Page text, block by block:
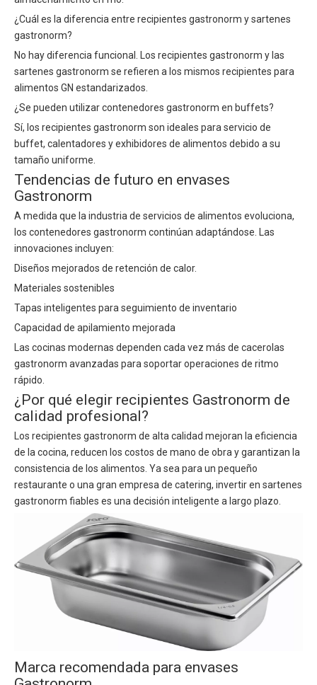
¿Cuál es la diferencia entre recipientes gastronorm y sartenes
gastronorm?
No hay diferencia funcional. Los recipientes gastronorm y las
sartenes gastronorm se refieren a los mismos recipientes para
alimentos GN estandarizados.
¿Se pueden utilizar contenedores gastronorm en buffets?
Sí, los recipientes gastronorm son ideales para servicio de
buffet, calentadores y exhibidores de alimentos debido a su
tamaño uniforme.
Tendencias de futuro en envases
Gastronorm
A medida que la industria de servicios de alimentos evoluciona,
los contenedores gastronorm continúan adaptándose. Las
innovaciones incluyen:
Diseños mejorados de retención de calor.
Materiales sostenibles
Tapas inteligentes para seguimiento de inventario
Capacidad de apilamiento mejorada
Las cocinas modernas dependen cada vez más de cacerolas
gastronorm avanzadas para soportar operaciones de ritmo
rápido.
¿Por qué elegir recipientes Gastronorm de
calidad profesional?
Los recipientes gastronorm de alta calidad mejoran la eficiencia
de la cocina, reducen los costos de mano de obra y garantizan la
consistencia de los alimentos. Ya sea para un pequeño
restaurante o una gran empresa de catering, invertir en sartenes
gastronorm fiables es una decisión inteligente a largo plazo.
Marca recomendada para envases